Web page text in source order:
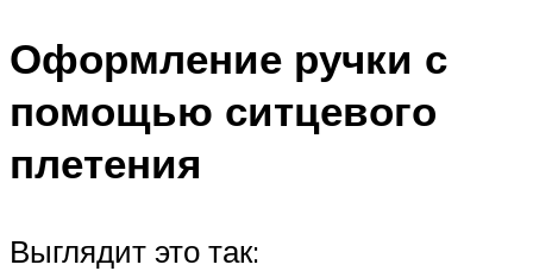
Оформление ручки с
помощью ситцевого
плетения
Выглядит это так: